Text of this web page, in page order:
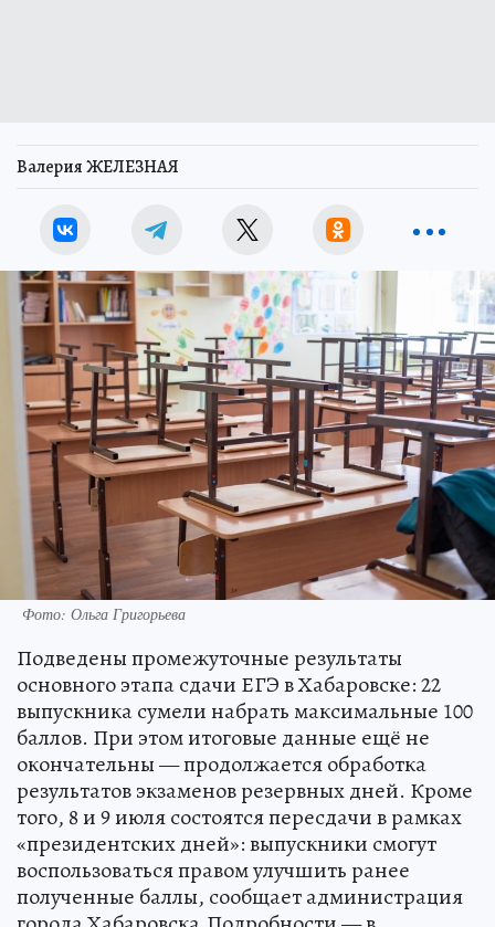
Валерия ЖЕЛЕЗНАЯ
Фото: Ольга Григорьева
Подведены промежуточные результаты
основного этапа сдачи ЕГЭ в Хабаровске: 22
выпускника сумели набрать максимальные 100
баллов. При этом итоговые данные ещё не
окончательны — продолжается обработка
результатов экзаменов резервных дней. Кроме
того, 8 и 9 июля состоятся пересдачи в рамках
«президентских дней»: выпускники смогут
воспользоваться правом улучшить ранее
полученные баллы, сообщает администрация